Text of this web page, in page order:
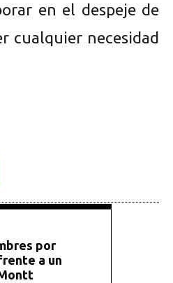
en el despeje de
cualquier necesidad
por
a un